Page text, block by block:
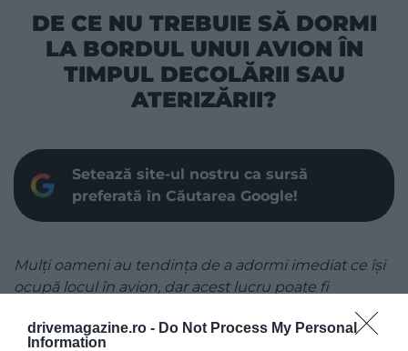
drivemagazine.ro - Do Not Process My Personal
Information
DE CE NU TREBUIE SĂ DORMI
LA BORDUL UNUI AVION ÎN
TIMPUL DECOLĂRII SAU
ATERIZĂRII?
Setează site-ul nostru ca sursă
preferată în Căutarea Google!
Mulți oameni au tendința de a adormi imediat ce își
ocupă locul în avion, dar acest lucru poate fi
dăunător, a explicat o însoțitoare de bord într-un
material pe TikTok.